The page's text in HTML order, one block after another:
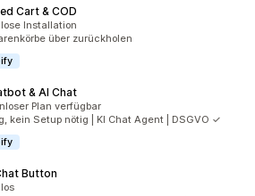
Cart & COD
Installation
über zurückholen
& AI Chat
Plan verfügbar
kein Setup nötig | KI Chat Agent | DSGVO ✓
Button